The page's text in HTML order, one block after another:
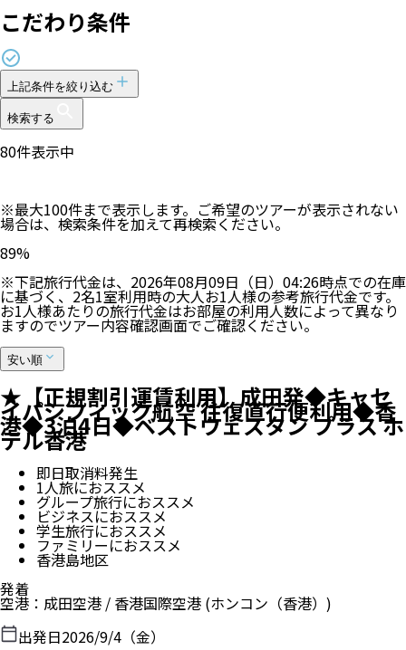
こだわり条件
上記条件を絞り込む
検索する
83件表示中
※最大100件まで表示します。ご希望のツアーが表示されない
場合は、検索条件を加えて再検索ください。
89%
※下記旅行代金は、 2026年08月09日（日）04:26時点での在庫
に基づく、2名1室利用時の大人お1人様の参考旅行代金です。
お1人様あたりの旅行代金はお部屋の利用人数によって異なり
ますのでツアー内容確認画面でご確認ください。
安い順
★【正規割引運賃利用】成田発◆キャセ
イパシフィック航空 往復直行便利用◆香
港◆3泊4日◆ベストウェスタン プラス ホ
テル香港
即日取消料発生
1人旅におススメ
グループ旅行におススメ
ビジネスにおススメ
学生旅行におススメ
ファミリーにおススメ
香港島地区
発着
空港 ： 成田空港 / 香港国際空港 (ホンコン（香港）)
出発日2026/9/4（金）